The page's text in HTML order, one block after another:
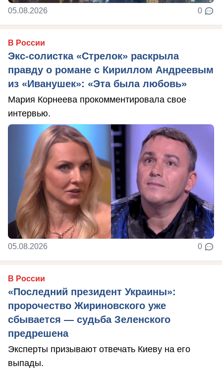
05.08.2026 0
В России
Экс-солистка «Стрелок» раскрыла
правду о романе с Кириллом Андреевым
из «Иванушек»: «Эта была любовь»
Мария Корнеева прокомментировала свое
интервью.
05.08.2026 0
В России
«Последний президент Украины»:
пророчество Жириновского уже
сбывается — судьба Зеленского
предрешена
Эксперты призывают отвечать Киеву на его
выпады.